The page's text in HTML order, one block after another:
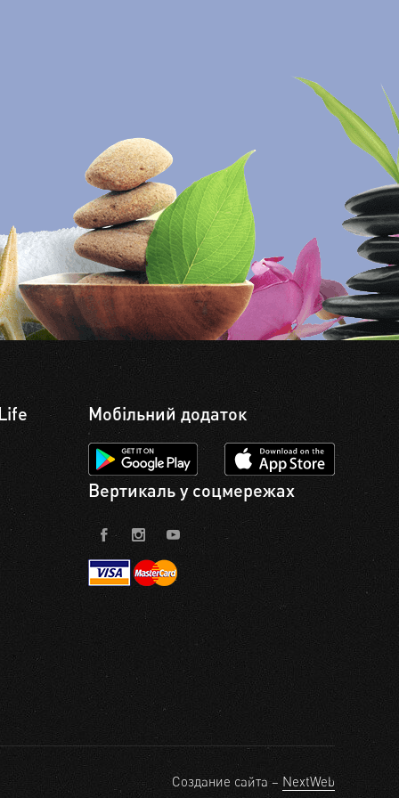
Мобільний додаток
Вертикаль у соцмережах
Создание сайта – NextWeb